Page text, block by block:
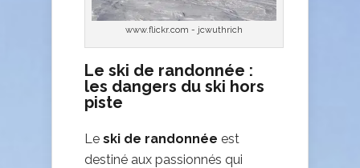
www.flickr.com - jcwuthrich
Le ski de randonnée :
les dangers du ski hors
piste
Le ski de randonnée est
destiné aux passionnés qui